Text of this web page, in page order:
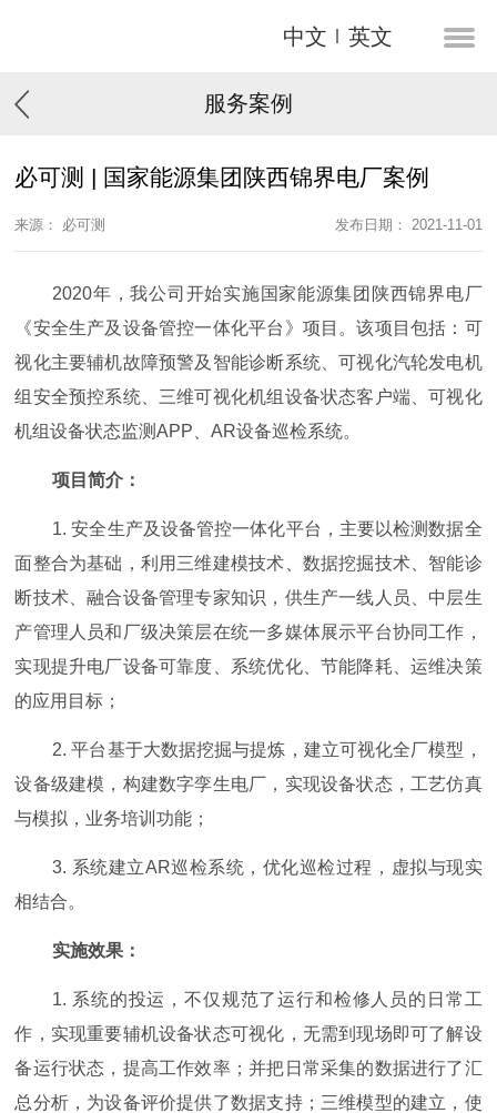
中文 英文
服务案例
必可测 | 国家能源集团陕西锦界电厂案例
来源： 必可测 发布日期： 2021-11-01
2020年，我公司开始实施国家能源集团陕西锦界电厂
《安全生产及设备管控一体化平台》项目。该项目包括：可
视化主要辅机故障预警及智能诊断系统、可视化汽轮发电机
组安全预控系统、三维可视化机组设备状态客户端、可视化
机组设备状态监测APP、AR设备巡检系统。
项目简介：
1. 安全生产及设备管控一体化平台，主要以检测数据全
面整合为基础，利用三维建模技术、数据挖掘技术、智能诊
断技术、融合设备管理专家知识，供生产一线人员、中层生
产管理人员和厂级决策层在统一多媒体展示平台协同工作，
实现提升电厂设备可靠度、系统优化、节能降耗、运维决策
的应用目标；
2. 平台基于大数据挖掘与提炼，建立可视化全厂模型，
设备级建模，构建数字孪生电厂，实现设备状态，工艺仿真
与模拟，业务培训功能；
3. 系统建立AR巡检系统，优化巡检过程，虚拟与现实
相结合。
实施效果：
1. 系统的投运，不仅规范了运行和检修人员的日常工
作，实现重要辅机设备状态可视化，无需到现场即可了解设
备运行状态，提高工作效率；并把日常采集的数据进行了汇
总分析，为设备评价提供了数据支持；三维模型的建立，使